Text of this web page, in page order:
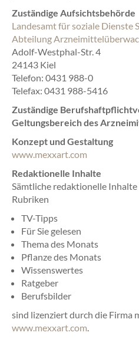
Zuständige Aufsichtsbehörde
Landesamt für soziale Dienste
Abteilung
Adolf-Westphal-Str. 4
24143 Kiel
Telefon: 0431 988-0
Telefax: 0431 988-5416
Zuständige
Geltungsbereich des
Konzept und Gestaltung
www.mexxart.com
Redaktionelle Inhalte
Sämtliche redaktionelle Inhalte
Rubriken
TV-Tipps
Für Sie gelesen
Thema des Monats
Pflanze des Monats
Wissenswertes
Ratgeber
Berufsbilder
sind lizenziert durch die Firma
www.mexxart.com.